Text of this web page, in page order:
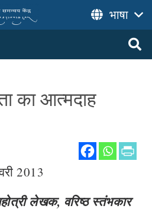
भाषा
का आत्मदाह
2013
लेखक, वरिष्ठ स्तंभकार